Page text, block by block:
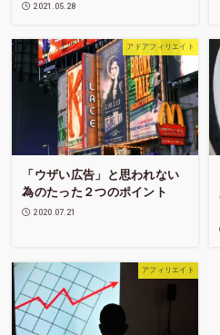
2021.05.28
アドアフィリエイト
「ウザい広告」と思われない
為のたった２つのポイント
2020.07.21
アフィリエイト